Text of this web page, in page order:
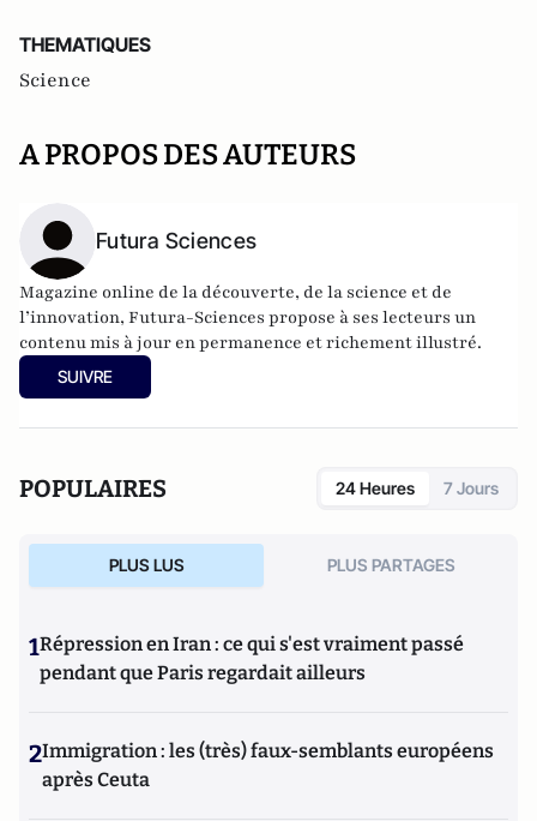
THEMATIQUES
Science
A PROPOS DES AUTEURS
Futura Sciences
Magazine online de la découverte, de la science et de
l’innovation, Futura-Sciences propose à ses lecteurs un
contenu mis à jour en permanence et richement illustré.
SUIVRE
POPULAIRES 24 Heures 7 Jours
PLUS LUS PLUS PARTAGES
1Répression en Iran : ce qui s'est vraiment passé
pendant que Paris regardait ailleurs
2Immigration : les (très) faux-semblants européens
après Ceuta